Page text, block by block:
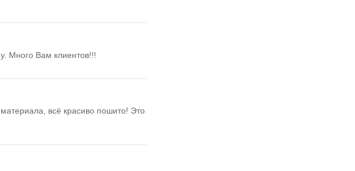
Много Вам клиентов!!!
всё красиво пошито! Это